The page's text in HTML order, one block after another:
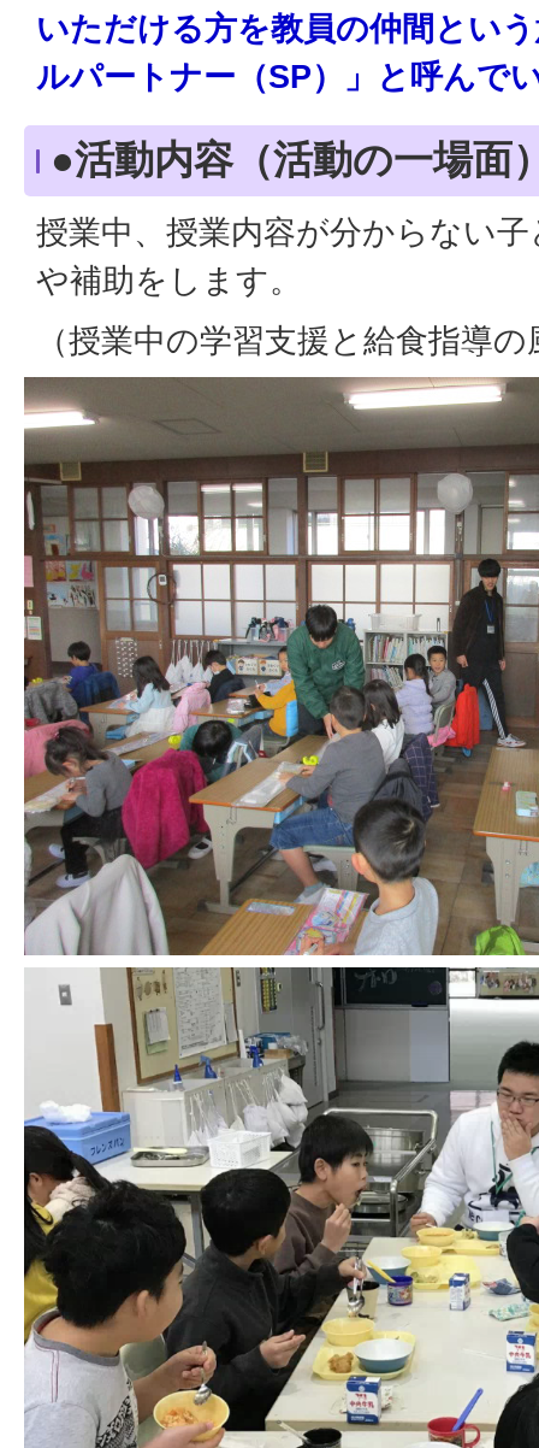
いただける方を教員の仲間とい
ルパートナー（SP）」と呼んで
●活動内容（活動の一場面
授業中、授業内容が分からない
や補助をします。
（授業中の学習支援と給食指導の